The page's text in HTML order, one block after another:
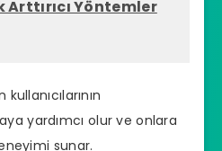
Yöntemler
kullanıcılarının
yardımcı olur ve onlara
sunar.